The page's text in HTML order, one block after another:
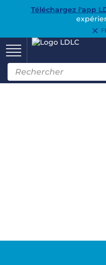
Téléchargez l'app